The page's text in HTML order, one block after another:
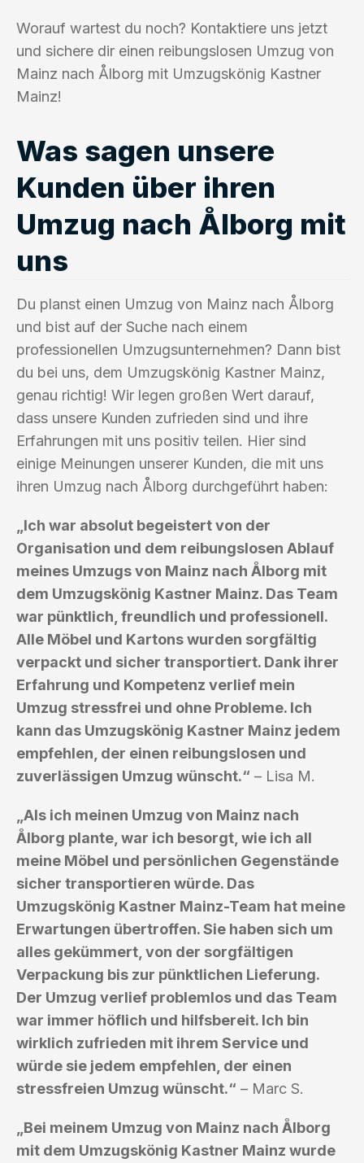
Worauf wartest du noch? Kontaktiere uns jetzt
und sichere dir einen reibungslosen Umzug von
Mainz nach Ålborg mit Umzugskönig Kastner
Mainz!
Was sagen unsere
Kunden über ihren
Umzug nach Ålborg mit
uns
Du planst einen Umzug von Mainz nach Ålborg
und bist auf der Suche nach einem
professionellen Umzugsunternehmen? Dann bist
du bei uns, dem Umzugskönig Kastner Mainz,
genau richtig! Wir legen großen Wert darauf,
dass unsere Kunden zufrieden sind und ihre
Erfahrungen mit uns positiv teilen. Hier sind
einige Meinungen unserer Kunden, die mit uns
ihren Umzug nach Ålborg durchgeführt haben:
„Ich war absolut begeistert von der
Organisation und dem reibungslosen Ablauf
meines Umzugs von Mainz nach Ålborg mit
dem Umzugskönig Kastner Mainz. Das Team
war pünktlich, freundlich und professionell.
Alle Möbel und Kartons wurden sorgfältig
verpackt und sicher transportiert. Dank ihrer
Erfahrung und Kompetenz verlief mein
Umzug stressfrei und ohne Probleme. Ich
kann das Umzugskönig Kastner Mainz jedem
empfehlen, der einen reibungslosen und
zuverlässigen Umzug wünscht.“ – Lisa M.
„Als ich meinen Umzug von Mainz nach
Ålborg plante, war ich besorgt, wie ich all
meine Möbel und persönlichen Gegenstände
sicher transportieren würde. Das
Umzugskönig Kastner Mainz-Team hat meine
Erwartungen übertroffen. Sie haben sich um
alles gekümmert, von der sorgfältigen
Verpackung bis zur pünktlichen Lieferung.
Der Umzug verlief problemlos und das Team
war immer höflich und hilfsbereit. Ich bin
wirklich zufrieden mit ihrem Service und
würde sie jedem empfehlen, der einen
stressfreien Umzug wünscht.“ – Marc S.
„Bei meinem Umzug von Mainz nach Ålborg
mit dem Umzugskönig Kastner Mainz wurde